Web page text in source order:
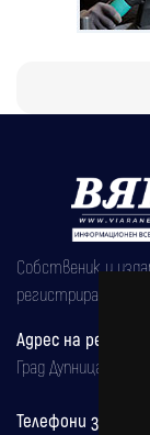
Собственик и
регистрирана на
Адрес на
Град Дупница,
Телефони за